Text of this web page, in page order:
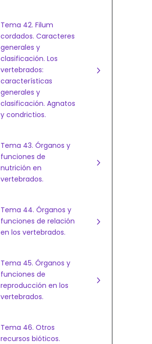
Tema 42. Filum
cordados. Caracteres
generales y
clasificación. Los
vertebrados:
características
generales y
clasificación. Agnatos
y condrictios.
Tema 43. Órganos y
funciones de
nutrición en
vertebrados.
Tema 44. Órganos y
funciones de relación
en los vertebrados.
Tema 45. Órganos y
funciones de
reproducción en los
vertebrados.
Tema 46. Otros
recursos bióticos.